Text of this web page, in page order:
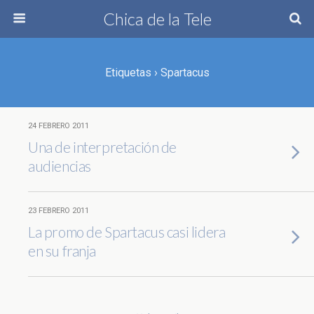
Chica de la Tele
Etiquetas › Spartacus
24 FEBRERO 2011
Una de interpretación de
audiencias
23 FEBRERO 2011
La promo de Spartacus casi lidera
en su franja